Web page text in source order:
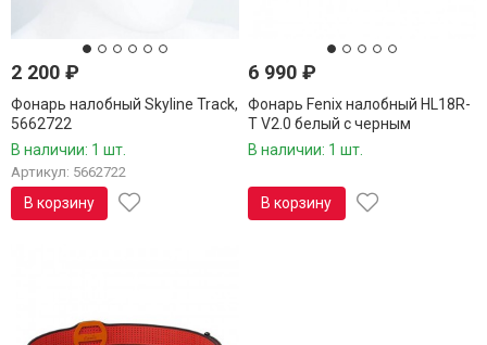
2 200 ₽
Фонарь налобный Skyline Track,
5662722
В наличии: 1 шт.
Артикул: 5662722
В корзину
6 990₽
Фонарь Fenix налобный HL18R-
T V2.0 белый с черным
ремешком
В наличии: 1 шт.
В корзину